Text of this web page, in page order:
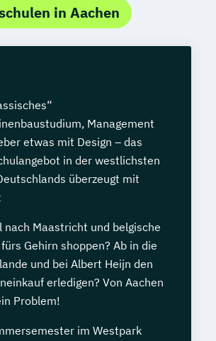
in Aachen
Management
etwas mit Design – das
in der westlichsten
überzeugt mit
nach Maastricht und belgische
Gehirn shoppen? Ab in die
und bei Albert Heijn den
erledigen? Von Aachen
Problem!
im Westpark